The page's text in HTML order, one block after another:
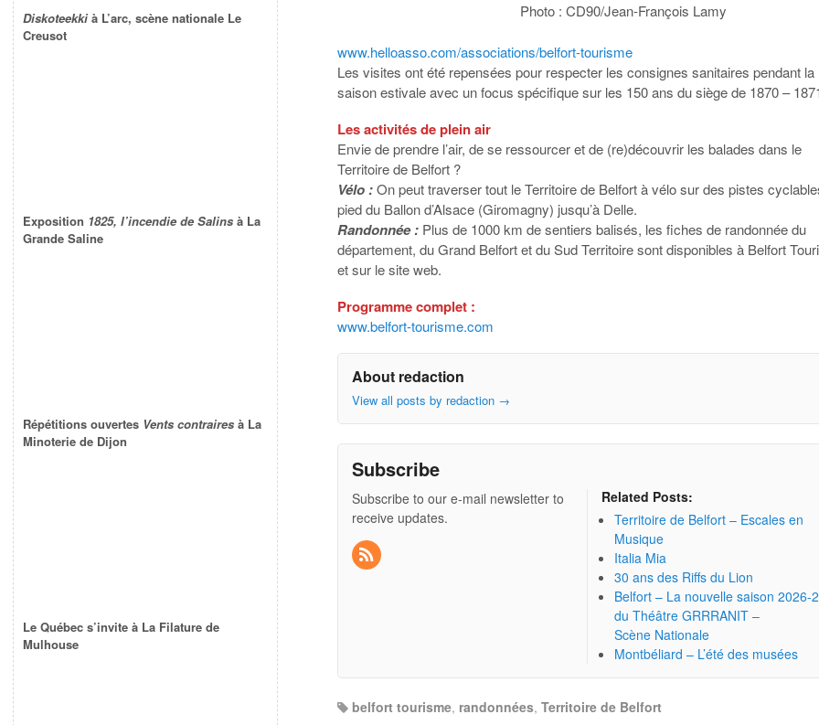
Photo : CD90/Jean-François Lamy
www.helloasso.com/associations/belfort-tourisme
Les visites ont été repensées pour respecter les consignes sanitaires pendant la
saison estivale avec un focus spécifique sur les 150 ans du siège de 1870 –
Les activités de plein air
Envie de prendre l’air, de se ressourcer et de (re)découvrir les balades dans le
Territoire de Belfort ?
Vélo :On peut traverser tout le Territoire de Belfort à vélo sur des pistes
pied du Ballon d’Alsace (Giromagny) jusqu’à Delle.
Randonnée : Plus de 1000 km de sentiers balisés, les fiches de randonnée du
département, du Grand Belfort et du Sud Territoire sont disponibles à Belfort
et sur le site web.
Programme complet :
www.belfort-tourisme.com
About redaction
View all posts by redaction →
Subscribe
Subscribe to our e-mail newsletter to
receive updates.
Related Posts:
Territoire de Belfort – Escales en
Musique
Italia Mia
30 ans des Riffs du Lion
Belfort – La nouvelle saison 2026-
du Théâtre GRRRANIT –
Scène Nationale
Montbéliard – L’été des musées
belfort tourisme, randonnées,Territoire de Belfort
Diskoteekki à L’arc, scène nationale Le
Creusot
Exposition 1825, l’incendie de Salins à La
Grande Saline
Répétitions ouvertes Vents contraires à La
Minoterie de Dijon
Le Québec s’invite à La Filature de
Mulhouse